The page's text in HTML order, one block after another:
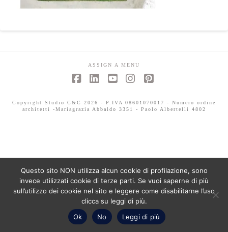
ASSIGN A MENU
Copyright Studio C&C 2026 - P.IVA 08601070017 - Numero ordine
architetti -Mariagrazia Abbaldo 3351 - Paolo Albertelli 4802
Questo sito NON utilizza alcun cookie di profilazione, sono
invece utilizzati cookie di terze parti. Se vuoi saperne di più
sull’utilizzo dei cookie nel sito e leggere come disabilitarne l’uso
clicca su leggi di più.
Ok
No Leggi di più